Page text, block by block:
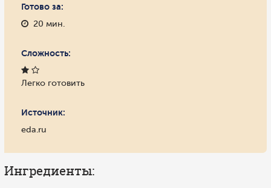
Готово за:
20 мин.
Сложность:
Легко готовить
Источник:
eda.ru
Ингредиенты: